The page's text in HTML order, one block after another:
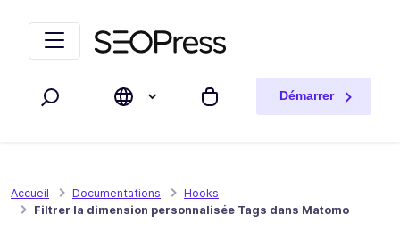
Rechercher Mon panier
Démarrer
Accueil Documentations
Hooks
Filtrer la dimension personnalisée Tags dans Matomo